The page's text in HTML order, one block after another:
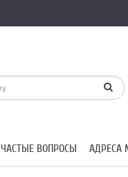
ЧАСТЫЕ ВОПРОСЫ АДРЕСА